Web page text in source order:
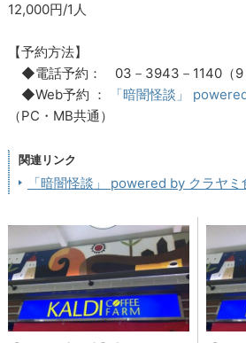
12,000円/1人
【予約方法】
◆電話予約： 03－3943－1140（9
◆Web予約 ：
「暗闇怪談」
（PC・MB共通）
関連リンク
「暗闇怪談」 powered by クラヤミ